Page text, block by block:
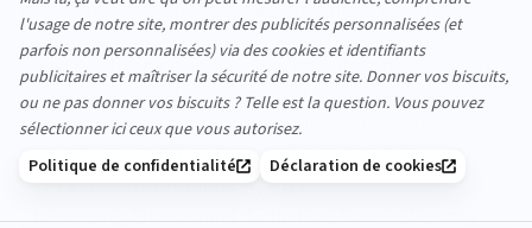
Reste que, telle qu’elle est aujourd’hui théorisée, la
pyramide de Maslow repose sur la notion de hiérarchie
: ainsi, les besoins situés dans les échelons inférieurs
doivent être satisfaits en priorité. Faute de quoi, les
besoins situés à l’étage supérieur (ex : reconnaissance,
Leadership Situationnel : Définition, Modèle d'Hersey-